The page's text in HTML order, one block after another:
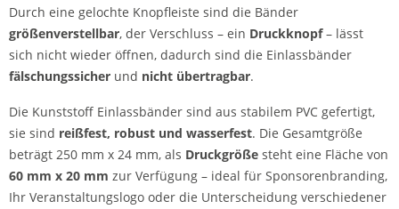
Durch eine gelochte Knopfleiste sind die Bänder
größenverstellbar, der Verschluss – ein Druckknopf– lässt
sich nicht wieder öffnen, dadurch sind die Einlassbänder
fälschungssicher und nicht übertragbar.
Die Kunststoff Einlassbänder sind aus stabilem PVC gefertigt,
sie sind reißfest, robust und wasserfest. Die Gesamtgröße
beträgt 250 mm x 24 mm, als Druckgröße steht eine Fläche von
60 mm x 20 mm zur Verfügung – ideal für Sponsorenbranding,
Ihr Veranstaltungslogo oder die Unterscheidung verschiedener